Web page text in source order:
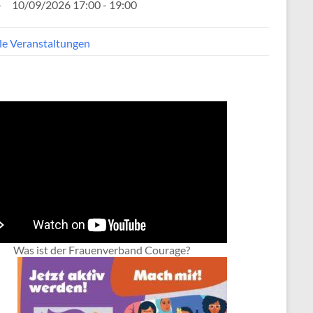
10/09/2026 17:00 - 19:00
Veranstaltungen
Was ist der Frauenverband Courage?